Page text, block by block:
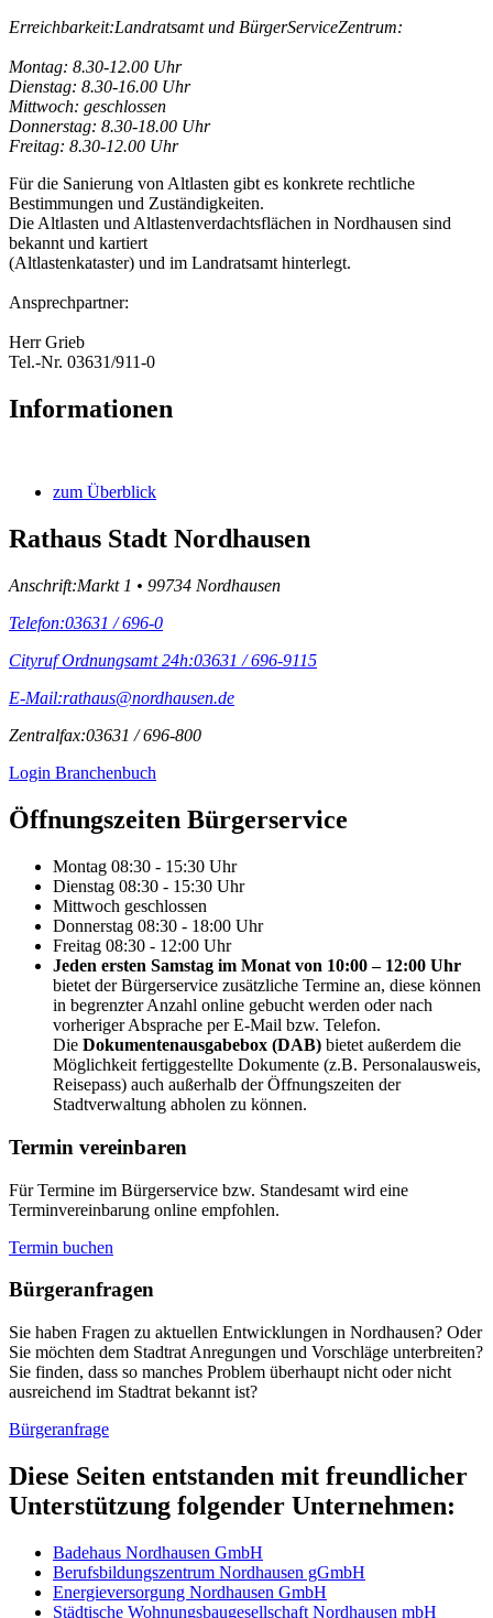
Erreichbarkeit:Landratsamt und BürgerServiceZentrum:
Montag: 8.30-12.00 Uhr
Dienstag: 8.30-16.00 Uhr
Mittwoch: geschlossen
Donnerstag: 8.30-18.00 Uhr
Freitag: 8.30-12.00 Uhr
Für die Sanierung von Altlasten gibt es konkrete rechtliche
Bestimmungen und Zuständigkeiten.
Die Altlasten und Altlastenverdachtsflächen in Nordhausen sind
bekannt und kartiert
(Altlastenkataster) und im Landratsamt hinterlegt.
Ansprechpartner:
Herr Grieb
Tel.-Nr. 03631/911-0
Informationen
zum Überblick
Rathaus Stadt Nordhausen
Anschrift:Markt 1 • 99734 Nordhausen
Telefon:03631 / 696-0
Cityruf Ordnungsamt 24h:03631 / 696-9115
E-Mail:rathaus@nordhausen.de
Zentralfax:03631 / 696-800
Login Branchenbuch
Öffnungs­zeiten Bürgerservice
Montag 08:30 - 15:30 Uhr
Dienstag 08:30 - 15:30 Uhr
Mittwoch geschlossen
Donnerstag 08:30 - 18:00 Uhr
Freitag 08:30 - 12:00 Uhr
Jeden ersten Samstag im Monat von 10:00 – 12:00 Uhr
bietet der Bürgerservice zusätzliche Termine an, diese können
in begrenzter Anzahl online gebucht werden oder nach
vorheriger Absprache per E-Mail bzw. Telefon.
Die Dokumentenausgabebox (DAB) bietet außerdem die
Möglichkeit fertiggestellte Dokumente (z.B. Personalausweis,
Reisepass) auch außerhalb der Öffnungszeiten der
Stadtverwaltung abholen zu können.
Termin vereinbaren
Für Termine im Bürgerservice bzw. Standesamt wird eine
Terminvereinbarung online empfohlen.
Termin buchen
Bürger­anfragen
Sie haben Fragen zu aktuellen Entwicklungen in Nordhausen? Oder
Sie möchten dem Stadtrat Anregungen und Vorschläge unterbreiten?
Sie finden, dass so manches Problem überhaupt nicht oder nicht
ausreichend im Stadtrat bekannt ist?
Bürgeranfrage
Diese Seiten entstanden mit freundlicher
Unterstützung folgender Unternehmen:
Badehaus Nordhausen GmbH
Berufsbildungszentrum Nordhausen gGmbH
Energieversorgung Nordhausen GmbH
Städtische Wohnungsbaugesellschaft Nordhausen mbH